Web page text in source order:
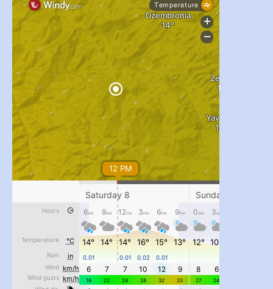
#PipIvanToday...
pimrec_project